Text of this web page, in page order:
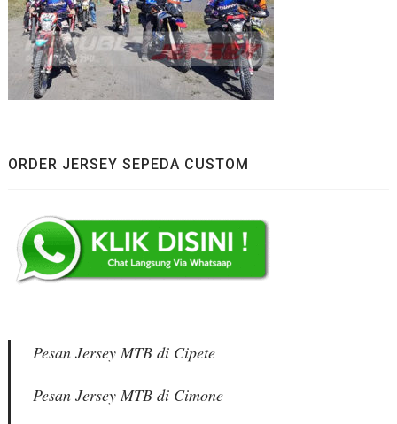
ORDER JERSEY SEPEDA CUSTOM
Pesan Jersey MTB di Cipete
Pesan Jersey MTB di Cimone